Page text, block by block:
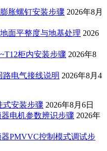
胀螺钉安装步骤 2026年8月
面平整度与地基处理 2026
柜内安装步骤 2026年8
路电气接线说明 2026年8月4
式安装步骤 2026年8月6日
电机参数辨识步骤 2026年
PMVVC控制模式调试步